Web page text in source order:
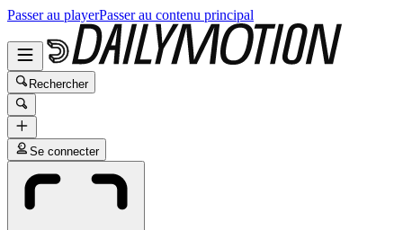
Passer au playerPasser au contenu principal
Rechercher
Se connecter